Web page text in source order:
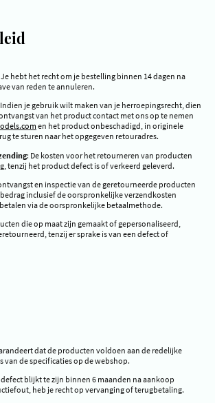
Je hebt het recht om je bestelling binnen 14 dagen na
van reden te annuleren.
Indien je gebruik wilt maken van je herroepingsrecht, dien
van het product contact met ons op te nemen
en het product onbeschadigd, in originele
te sturen naar het opgegeven retouradres.
: De kosten voor het retourneren van producten
tenzij het product defect is of verkeerd geleverd.
en inspectie van de geretourneerde producten
inclusief de oorspronkelijke verzendkosten
via de oorspronkelijke betaalmethode.
die op maat zijn gemaakt of gepersonaliseerd,
tenzij er sprake is van een defect of
dat de producten voldoen aan de redelijke
van de specificaties op de webshop.
blijkt te zijn binnen 6 maanden na aankoop
heb je recht op vervanging of terugbetaling.